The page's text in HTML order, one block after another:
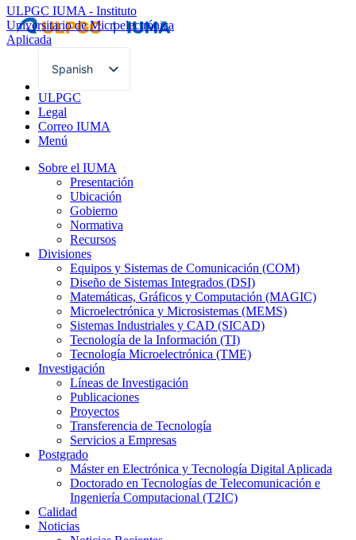
ULPGC IUMA - Instituto
Universitario de Microelectrónica
Aplicada
Spanish
English
ULPGC
Legal
Correo IUMA
Menú
Sobre el IUMA
Presentación
Ubicación
Gobierno
Normativa
Recursos
Divisiones
Equipos y Sistemas de Comunicación (COM)
Diseño de Sistemas Integrados (DSI)
Matemáticas, Gráficos y Computación (MAGIC)
Microelectrónica y Microsistemas (MEMS)
Sistemas Industriales y CAD (SICAD)
Tecnología de la Información (TI)
Tecnología Microelectrónica (TME)
Investigación
Líneas de Investigación
Publicaciones
Proyectos
Transferencia de Tecnología
Servicios a Empresas
Postgrado
Máster en Electrónica y Tecnología Digital Aplicada
Doctorado en Tecnologías de Telecomunicación e
Ingeniería Computacional (T2IC)
Calidad
Noticias